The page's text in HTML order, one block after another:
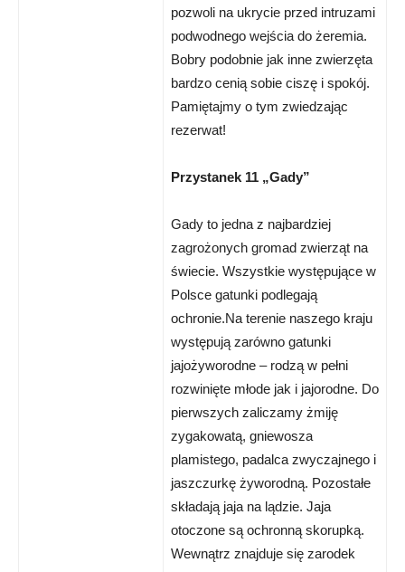
pozwoli na ukrycie przed intruzami
podwodnego wejścia do żeremia.
Bobry podobnie jak inne zwierzęta
bardzo cenią sobie ciszę i spokój.
Pamiętajmy o tym zwiedzając
rezerwat!
Przystanek 11 „Gady”
Gady to jedna z najbardziej
zagrożonych gromad zwierząt na
świecie. Wszystkie występujące w
Polsce gatunki podlegają
ochronie.Na terenie naszego kraju
występują zarówno gatunki
jajożyworodne – rodzą w pełni
rozwinięte młode jak i jajorodne. Do
pierwszych zaliczamy żmiję
zygakowatą, gniewosza
plamistego, padalca zwyczajnego i
jaszczurkę żyworodną. Pozostałe
składają jaja na lądzie. Jaja
otoczone są ochronną skorupką.
Wewnątrz znajduje się zarodek